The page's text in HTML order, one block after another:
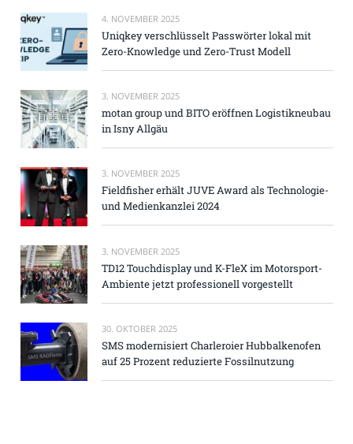
4. NOVEMBER 2025
Uniqkey verschlüsselt Passwörter lokal mit
Zero-Knowledge und Zero-Trust Modell
3. NOVEMBER 2025
motan group und BITO eröffnen Logistikneubau
in Isny Allgäu
3. NOVEMBER 2025
Fieldfisher erhält JUVE Award als Technologie-
und Medienkanzlei 2024
3. NOVEMBER 2025
TD12 Touchdisplay und K-FleX im Motorsport-
Ambiente jetzt professionell vorgestellt
30. OKTOBER 2025
SMS modernisiert Charleroier Hubbalkenofen
auf 25 Prozent reduzierte Fossilnutzung